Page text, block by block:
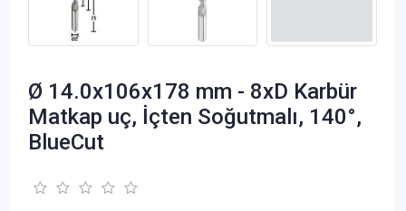
Ø 14.0x106x178 mm - 8xD Karbür
Matkap uç, İçten Soğutmalı, 140°,
BlueCut